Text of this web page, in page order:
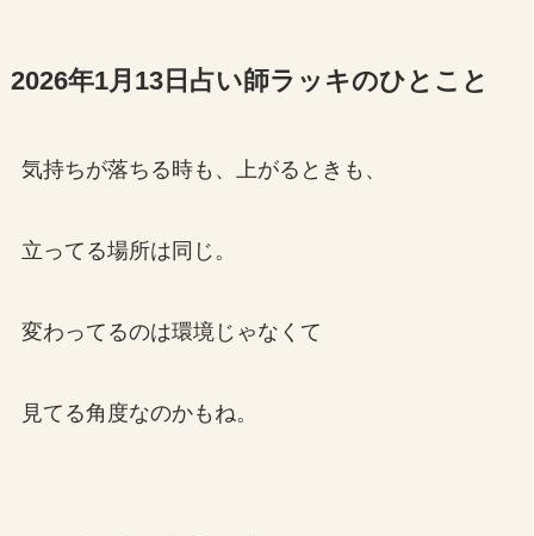
2026年1月13日占い師ラッキのひとこと
気持ちが落ちる時も、上がるときも、
立ってる場所は同じ。
変わってるのは環境じゃなくて
見てる角度なのかもね。